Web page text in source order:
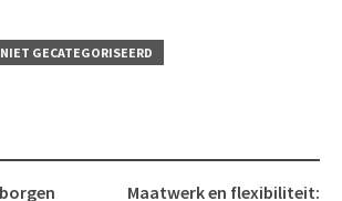
NIET GECATEGORISEERD
Maatwerk en flexibiliteit: